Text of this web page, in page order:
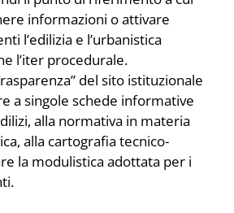
informazioni o attivare
l’edilizia e l’urbanistica
l’iter procedurale.
del sito istituzionale
a singole schede informative
alla normativa in materia
alla cartografia tecnico-
la modulistica adottata per i